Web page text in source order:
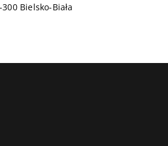
Bielsko-Biała